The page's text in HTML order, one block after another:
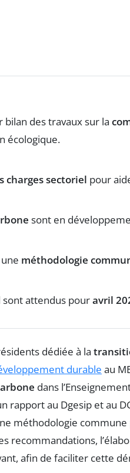
des travaux sur la
écologique.
charges sectoriel pour
sont en
méthodologie
sont attendus pouravril
dédiée à la
durable au
dans
rapport au Dgesip et au
méthodologie
recommandations,
afin de faciliter cette